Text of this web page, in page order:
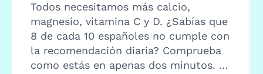
Todos necesitamos más calcio,
magnesio, vitamina C y D. ¿Sabías que
8 de cada 10 españoles no cumple con
la recomendación diaria? Comprueba
como estás en apenas dos minutos. …